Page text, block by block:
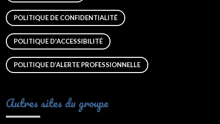
POLITIQUE DE CONFIDENTIALITÉ
POLITIQUE D'ACCESSIBILITÉ
POLITIQUE D’ALERTE PROFESSIONNELLE
Autres sites du groupe